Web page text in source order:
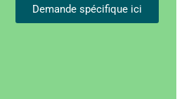
Demande spécifique ici